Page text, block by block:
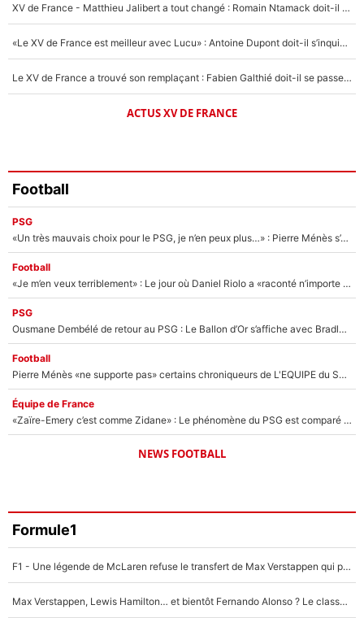
XV de France - Matthieu Jalibert a tout changé : Romain Ntamack doit-il s’inquiéter pour sa place à un an de la Coupe du monde ?
«Le XV de France est meilleur avec Lucu» : Antoine Dupont doit-il s’inquiéter pour sa place ?
Le XV de France a trouvé son remplaçant : Fabien Galthié doit-il se passer d'Antoine Dupont ?
ACTUS XV DE FRANCE
Football
PSG
«Un très mauvais choix pour le PSG, je n’en peux plus…» : Pierre Ménès s’est complètement trompé avec Luis Enrique et ces déclarations le prouvent !
Football
«Je m’en veux terriblement» : Le jour où Daniel Riolo a «raconté n’importe quoi» dans l'After Foot !
PSG
Ousmane Dembélé de retour au PSG : Le Ballon d’Or s’affiche avec Bradley Barcola en plein cœur du feuilleton sur son départ !
Football
Pierre Ménès «ne supporte pas» certains chroniqueurs de L'EQUIPE du Soir : Ils vont tous partir !
Équipe de France
«Zaïre-Emery c’est comme Zidane» : Le phénomène du PSG est comparé à son nouveau sélectionneur... et ils vont se retrouver en Bleus !
NEWS FOOTBALL
Formule1
F1 - Une légende de McLaren refuse le transfert de Max Verstappen qui pourrait «faire des vagues» et plomber l'ambiance dans l'équipe
Max Verstappen, Lewis Hamilton… et bientôt Fernando Alonso ? Le classement des pilotes les mieux payés en Formule 1 risque de changer !